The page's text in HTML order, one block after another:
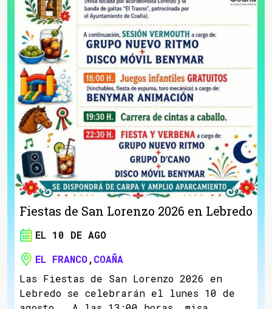
Fiestas de San Lorenzo 2026 en Lebredo
EL 10 DE AGO
EL FRANCO,COAÑA
Las Fiestas de San Lorenzo 2026 en
Lebredo se celebrarán el lunes 10 de